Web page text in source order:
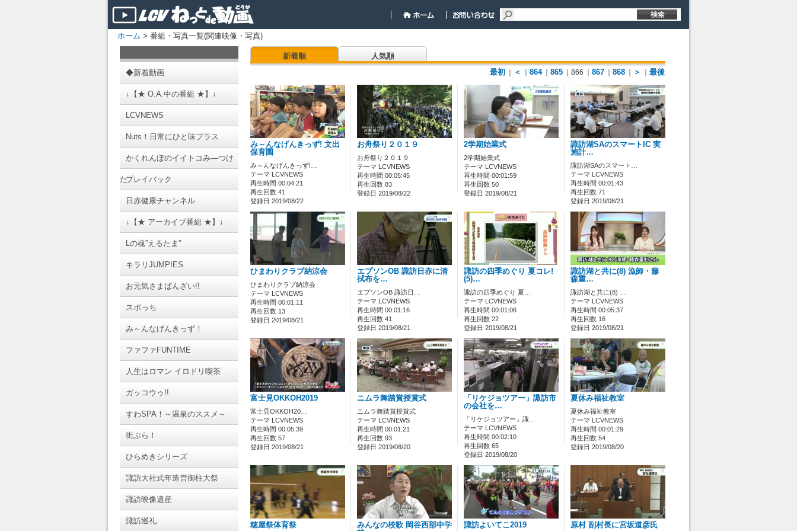
ホーム > 番組・写真一覧(関連映像・写真)
◆新着動画
↓【★ O.A.中の番組 ★】↓
LCVNEWS
Nuts！日常にひと味プラス
かくれんぼのイイトコみ―つけ
たプレイバック
日赤健康チャンネル
↓【★ アーカイブ番組 ★】↓
Lの魂”えるたま”
キラリJUMPIES
お元気さまばんざい!!
スポっち
み～んなげんきっず！
ファファFUNTIME
人生はロマン イロドリ喫茶
ガッコウゥ!!
すわSPA！～温泉のススメ～
街ぶら！
ひらめきシリーズ
諏訪大社式年造営御柱大祭
諏訪映像遺産
諏訪巡礼
新着順
人気順
最初
＜ 864 865 ｜866 867 868 ＞ 最後
み～んなげんきっず! 文出
保育園
み～んなげんきっず!…
テーマ LCVNEWS
再生時間 00:04:21
再生回数 41
登録日 2019/08/22
お舟祭り２０１９
お舟祭り２０１９
テーマ LCVNEWS
再生時間 00:05:45
再生回数 83
登録日 2019/08/22
2学期始業式
2学期始業式
テーマ LCVNEWS
再生時間 00:01:59
再生回数 50
登録日 2019/08/21
諏訪湖SAのスマートIC 実
施計…
諏訪湖SAのスマート…
テーマ LCVNEWS
再生時間 00:01:43
再生回数 71
登録日 2019/08/21
ひまわりクラブ納涼会
ひまわりクラブ納涼会
テーマ LCVNEWS
再生時間 00:01:11
再生回数 13
登録日 2019/08/21
エプソンOB 諏訪日赤に清
拭布を…
エプソンOB 諏訪日…
テーマ LCVNEWS
再生時間 00:01:16
再生回数 41
登録日 2019/08/21
諏訪の四季めぐり 夏コレ!
(5)…
諏訪の四季めぐり 夏…
テーマ LCVNEWS
再生時間 00:01:06
再生回数 22
登録日 2019/08/21
諏訪湖と共に(8) 漁師・藤
森重…
諏訪湖と共に(8) …
テーマ LCVNEWS
再生時間 00:05:37
再生回数 16
登録日 2019/08/21
富士見OKKOH2019
富士見OKKOH20…
テーマ LCVNEWS
再生時間 00:05:39
再生回数 57
登録日 2019/08/21
ニムラ舞踏賞授賞式
ニムラ舞踏賞授賞式
テーマ LCVNEWS
再生時間 00:01:21
再生回数 93
登録日 2019/08/20
「リケジョツアー」諏訪市
の会社を…
「リケジョツアー」諏…
テーマ LCVNEWS
再生時間 00:02:10
再生回数 65
登録日 2019/08/20
夏休み福祉教室
夏休み福祉教室
テーマ LCVNEWS
再生時間 00:01:29
再生回数 54
登録日 2019/08/20
穂屋祭体育祭
みんなの校歌 岡谷西部中学
諏訪よいてこ2019 原村 副村長に宮坂道彦氏